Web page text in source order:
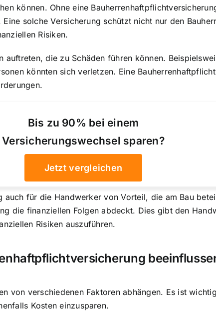
können. Ohne eine
solche Versicherung schützt nicht nur den
Risiken.
auftreten, die zu Schäden führen können.
könnten sich verletzen. Eine
Bis zu 90% bei einem
Versicherungswechsel sparen?
Jetzt vergleichen
für die Handwerker von Vorteil, die am Bau
die finanziellen Folgen abdeckt. Dies gibt den
Risiken auszuführen.
von verschiedenen Faktoren abhängen. Es ist
Kosten einzusparen.